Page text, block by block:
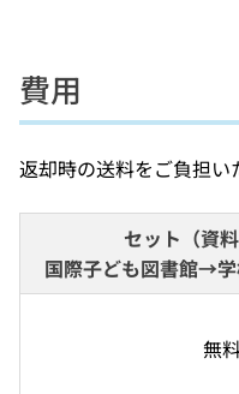
費用
返却時の送料をご負担い
セット（資
国際子ども図書館→
無